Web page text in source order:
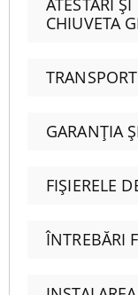
ATESTĂRI
CHIUVETA
TRANSPORT
GARANȚIA
FIȘIERELE
ÎNTREBĂRI